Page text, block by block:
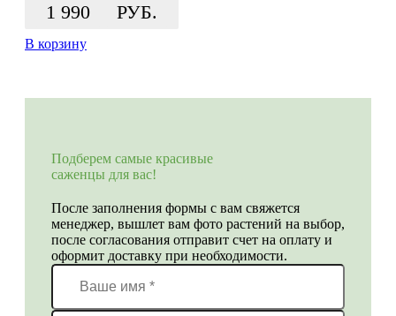
1 990 РУБ.
В корзину
Подберем самые красивые
саженцы для вас!
После заполнения формы с вам свяжется
менеджер, вышлет вам фото растений на выбор,
после согласования отправит счет на оплату и
оформит доставку при необходимости.